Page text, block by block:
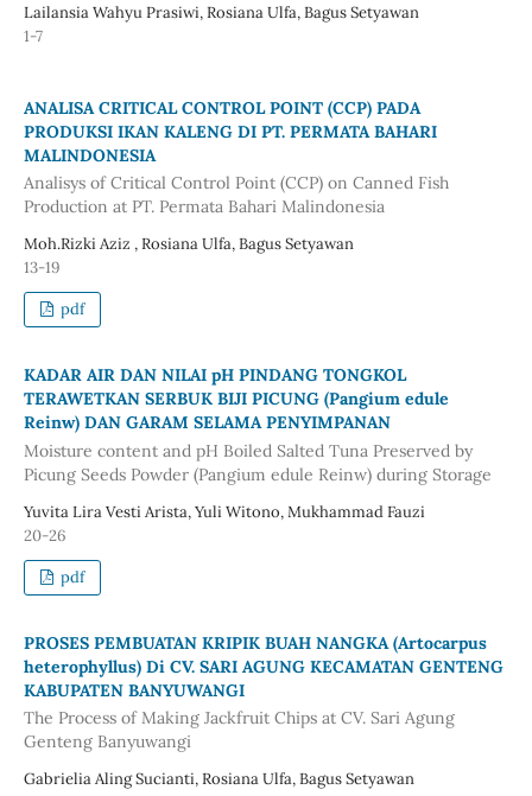
Lailansia Wahyu Prasiwi, Rosiana Ulfa, Bagus Setyawan
1-7
ANALISA CRITICAL CONTROL POINT (CCP) PADA
PRODUKSI IKAN KALENG DI PT. PERMATA BAHARI
MALINDONESIA
Analisys of Critical Control Point (CCP) on Canned Fish
Production at PT. Permata Bahari Malindonesia
Moh.Rizki Aziz , Rosiana Ulfa, Bagus Setyawan
13-19
pdf
KADAR AIR DAN NILAI pH PINDANG TONGKOL
TERAWETKAN SERBUK BIJI PICUNG (Pangium edule
Reinw) DAN GARAM SELAMA PENYIMPANAN
Moisture content and pH Boiled Salted Tuna Preserved by
Picung Seeds Powder (Pangium edule Reinw) during Storage
Yuvita Lira Vesti Arista, Yuli Witono, Mukhammad Fauzi
20-26
pdf
PROSES PEMBUATAN KRIPIK BUAH NANGKA (Artocarpus
heterophyllus) Di CV. SARI AGUNG KECAMATAN GENTENG
KABUPATEN BANYUWANGI
The Process of Making Jackfruit Chips at CV. Sari Agung
Genteng Banyuwangi
Gabrielia Aling Sucianti, Rosiana Ulfa, Bagus Setyawan